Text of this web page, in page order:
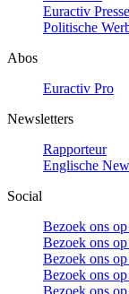
Euractiv
Politische
Abos
Euractiv Pro
Newsletters
Rapporteur
Englische
Social
Bezoek ons
Bezoek ons
Bezoek ons op
Bezoek ons
Bezoek ons